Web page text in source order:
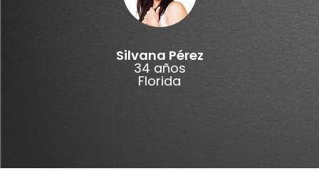
Silvana Pérez
34 años
Florida